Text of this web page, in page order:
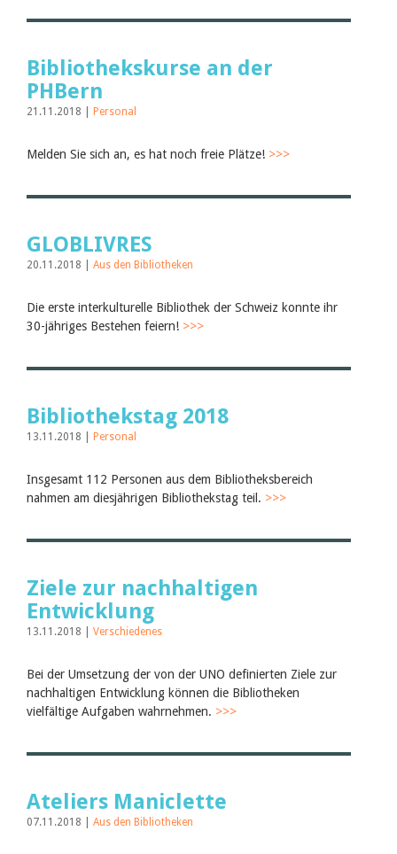
Bibliothekskurse an der
PHBern
21.11.2018 | Personal
Melden Sie sich an, es hat noch freie Plätze! >>>
GLOBLIVRES
20.11.2018 | Aus den Bibliotheken
Die erste interkulturelle Bibliothek der Schweiz konnte ihr
30-jähriges Bestehen feiern! >>>
Bibliothekstag 2018
13.11.2018 | Personal
Insgesamt 112 Personen aus dem Bibliotheksbereich
nahmen am diesjährigen Bibliothekstag teil. >>>
Ziele zur nachhaltigen
Entwicklung
13.11.2018 | Verschiedenes
Bei der Umsetzung der von der UNO definierten Ziele zur
nachhaltigen Entwicklung können die Bibliotheken
vielfältige Aufgaben wahrnehmen. >>>
Ateliers Maniclette
07.11.2018 | Aus den Bibliotheken